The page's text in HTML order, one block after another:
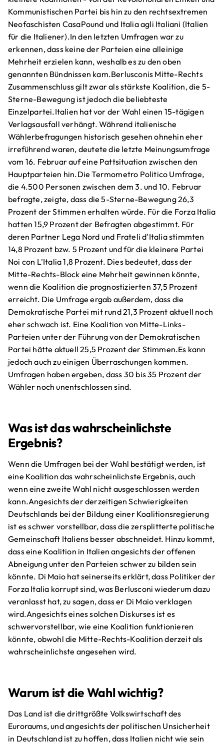
Kommunistischen Partei bis hin zu den rechtsextremen
Neofaschisten CasaPound und Italia agli Italiani (Italien
für die Italiener).In den letzten Umfragen war zu
erkennen, dass keine der Parteien eine alleinige
Mehrheit erzielen kann, weshalb es zu den oben
genannten Bündnissen kam.Berlusconis Mitte-Rechts
Zusammenschluss gilt zwar als stärkste Koalition, die 5-
Sterne-Bewegung ist jedoch die beliebteste
Einzelpartei.Italien hat vor der Wahl einen 15-tägigen
Verlagsausfall verhängt. Während italienische
Wählerbefragungen historisch gesehen ohnehin eher
irreführend waren, deutete die letzte Meinungsumfrage
vom 16. Februar auf eine Pattsituation zwischen den
Hauptparteien hin.Die Termometro Politico Umfrage,
die 4.500 Personen zwischen dem 3. und 10. Februar
befragte, zeigte, dass die 5-Sterne-Bewegung 26,3
Prozent der Stimmen erhalten würde. Für die Forza Italia
hatten 15,9 Prozent der Befragten abgestimmt. Für
deren Partner Lega Nord und Frateli d'Italia stimmten
14,8 Prozent bzw. 5 Prozent und für die kleinere Partei
Noi con L'Italia 1,8 Prozent. Dies bedeutet, dass der
Mitte-Rechts-Block eine Mehrheit gewinnen könnte,
wenn die Koalition die prognostizierten 37,5 Prozent
erreicht. Die Umfrage ergab außerdem, dass die
Demokratische Partei mit rund 21,3 Prozent aktuell noch
eher schwach ist. Eine Koalition von Mitte-Links-
Parteien unter der Führung von der Demokratischen
Partei hätte aktuell 25,5 Prozent der Stimmen.Es kann
jedoch auch zu einigen Überraschungen kommen.
Umfragen haben ergeben, dass 30 bis 35 Prozent der
Wähler noch unentschlossen sind.
Was ist das wahrscheinlichste
Ergebnis?
Wenn die Umfragen bei der Wahl bestätigt werden, ist
eine Koalition das wahrscheinlichste Ergebnis, auch
wenn eine zweite Wahl nicht ausgeschlossen werden
kann.Angesichts der derzeitigen Schwierigkeiten
Deutschlands bei der Bildung einer Koalitionsregierung
ist es schwer vorstellbar, dass die zersplitterte politische
Gemeinschaft Italiens besser abschneidet. Hinzu kommt,
dass eine Koalition in Italien angesichts der offenen
Abneigung unter den Parteien schwer zu bilden sein
könnte. Di Maio hat seinerseits erklärt, dass Politiker der
Forza Italia korrupt sind, was Berlusconi wiederum dazu
veranlasst hat, zu sagen, dass er Di Maio verklagen
wird.Angesichts eines solchen Diskurses ist es
schwervorstellbar, wie eine Koalition funktionieren
könnte, obwohl die Mitte-Rechts-Koalition derzeit als
wahrscheinlichste angesehen wird.
Warum ist die Wahl wichtig?
Das Land ist die drittgrößte Volkswirtschaft des
Euroraums, und angesichts der politischen Unsicherheit
in Deutschland ist zu hoffen, dass Italien nicht wie sein